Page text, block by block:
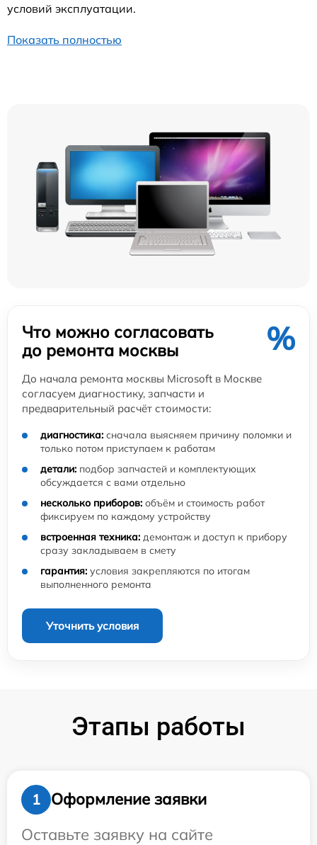
условий эксплуатации.
Показать полностью
Что можно согласовать
до ремонта москвы
%
До начала ремонта москвы Microsoft в Москве
согласуем диагностику, запчасти и
предварительный расчёт стоимости:
диагностика: сначала выясняем причину поломки и
только потом приступаем к работам
детали: подбор запчастей и комплектующих
обсуждается с вами отдельно
несколько приборов: объём и стоимость работ
фиксируем по каждому устройству
встроенная техника: демонтаж и доступ к прибору
сразу закладываем в смету
гарантия: условия закрепляются по итогам
выполненного ремонта
Уточнить условия
Этапы работы
1
Оформление заявки
Оставьте заявку на сайте